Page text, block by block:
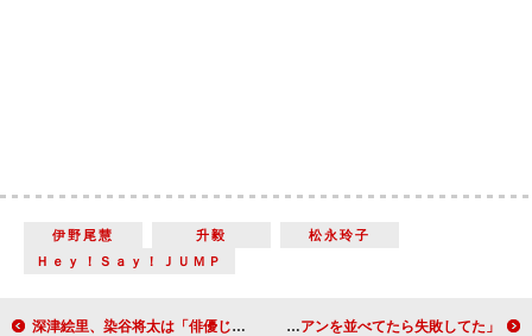
伊野尾慧 升毅
松永玲子
Ｈｅｙ！Ｓａｙ！ＪＵＭＰ
深津絵里、染谷将太は「俳優じゃない」 映画『寄生獣』で共演し絶賛 北野武、「日本の俳優はやっぱりうまい」 「コメディアンを並べてたら失敗してた」